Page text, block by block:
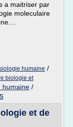
a maitriser par
moleculaire
humaine /
biologie et
humaine /
et de